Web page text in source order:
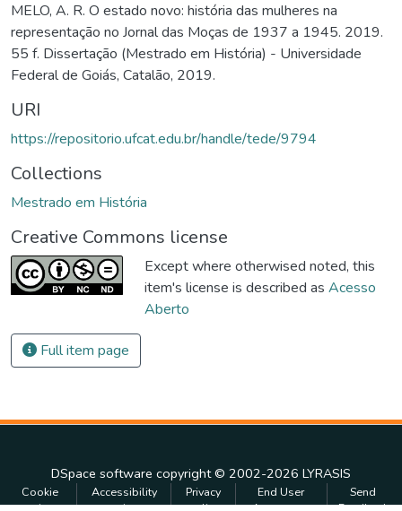
MELO, A. R. O estado novo: história das mulheres na
representação no Jornal das Moças de 1937 a 1945. 2019.
55 f. Dissertação (Mestrado em História) - Universidade
Federal de Goiás, Catalão, 2019.
URI
https://repositorio.ufcat.edu.br/handle/tede/9794
Collections
Mestrado em História
Creative Commons license
Except where otherwised noted, this
item's license is described as Acesso
Aberto
Full item page
DSpace software copyright © 2002-2026 LYRASIS
Cookie
settings
Accessibility
settings
Privacy
policy
End User
Agreement
Send
Feedback